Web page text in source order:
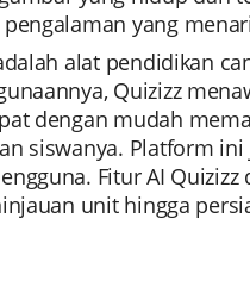
yang
alat pendidikan
Quizizz
dengan mudah
siswanya. Platform
Fitur AI
unit hingga